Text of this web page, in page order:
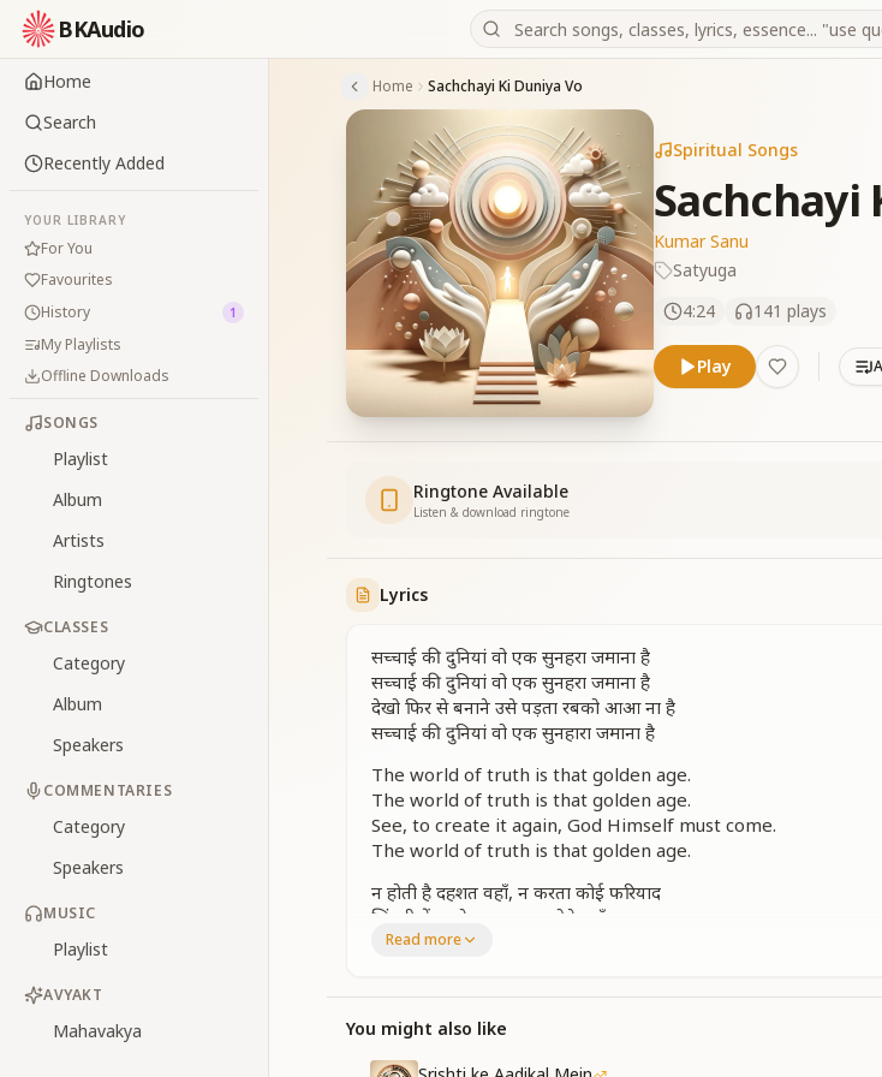
BKAudio
Home
Search
Recently Added
YOUR LIBRARY
For You
Favourites
History
1
My Playlists
Offline Downloads
SONGS
Playlist
Album
Artists
Ringtones
CLASSES
Category
Album
Speakers
COMMENTARIES
Category
Speakers
MUSIC
Playlist
AVYAKT
Mahavakya
Home Sachchayi Ki Duniya Vo
Spiritual Songs
Sachchayi
Kumar Sanu
Satyuga
4:24
141 plays
Play
Ringtone Available
Listen & download ringtone
Lyrics
सच्चाई की दुनियां वो एक सुनहरा जमाना है
सच्चाई की दुनियां वो एक सुनहरा जमाना है
देखो फिर से बनाने उसे पड़ता रबको आआ ना है
सच्चाई की दुनियां वो एक सुनहारा जमाना है
The world of truth is that golden age.
The world of truth is that golden age.
See, to create it again, God Himself must come.
The world of truth is that golden age.
न होती है दहशत वहाँ, न करता कोई फरियाद
जिंदगी में सबके अमन, सब होते वहाँ आज़ाद
देखो गाते परिंदे वहाँ, हां हा हा
खुशियों भरा तराना है
सच्चाई की दुनियां वो एक सुनहरा जमाना है
सच्चाई की दुनियां वो ओ ओ ओ
Read more
You might also like